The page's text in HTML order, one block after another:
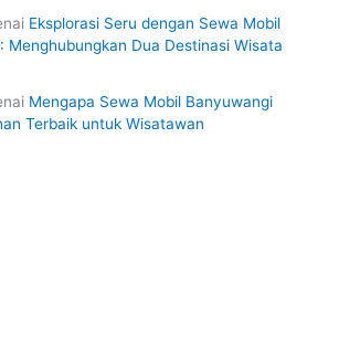
Eksplorasi Seru dengan Sewa Mobil
Menghubungkan Dua Destinasi Wisata
Mengapa Sewa Mobil Banyuwangi
Terbaik untuk Wisatawan